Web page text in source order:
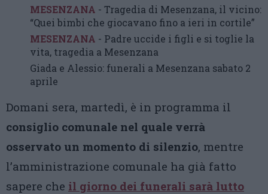
MESENZANA - Tragedia di Mesenzana, il vicino:
“Quei bimbi che giocavano fino a ieri in cortile”
MESENZANA - Padre uccide i figli e si toglie la
vita, tragedia a Mesenzana
Giada e Alessio: funerali a Mesenzana sabato 2
aprile
Domani sera, martedì, è in programma il
consiglio comunale nel quale verrà
osservato un momento di silenzio, mentre
l’amministrazione comunale ha già fatto
sapere che il giorno dei funerali sarà lutto